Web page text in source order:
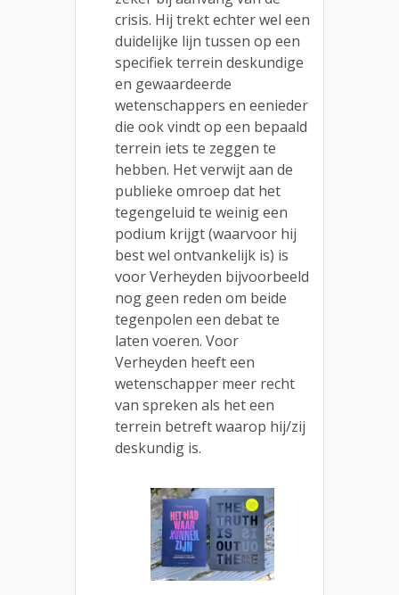
crisis. Hij trekt echter wel een
duidelijke lijn tussen op een
specifiek terrein deskundige
en gewaardeerde
wetenschappers en eenieder
die ook vindt op een bepaald
terrein iets te zeggen te
hebben. Het verwijt aan de
publieke omroep dat het
tegengeluid te weinig een
podium krijgt (waarvoor hij
best wel ontvankelijk is) is
voor Verheyden bijvoorbeeld
nog geen reden om beide
tegenpolen een debat te
laten voeren. Voor
Verheyden heeft een
wetenschapper meer recht
van spreken als het een
terrein betreft waarop hij/zij
deskundig is.